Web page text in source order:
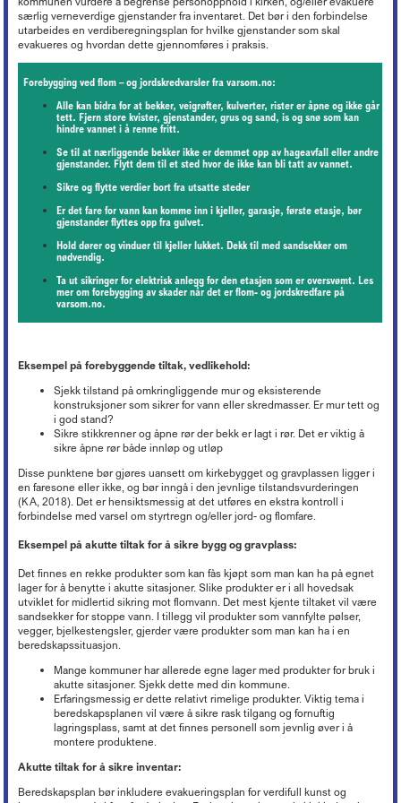
særlig verneverdige gjenstander fra inventaret. Det bør i den forbindelse
utarbeides en verdiberegningsplan for hvilke gjenstander som skal
evakueres og hvordan dette gjennomføres i praksis.
Forebygging ved flom – og jordskredvarsler fra varsom.no:
Alle kan bidra for at bekker, veigrøfter, kulverter, rister er åpne og ikke går
tett. Fjern store kvister, gjenstander, grus og sand, is og snø som kan
hindre vannet i å renne fritt.
Se til at nærliggende bekker ikke er demmet opp av hageavfall eller andre
gjenstander. Flytt dem til et sted hvor de ikke kan bli tatt av vannet.
Sikre og flytte verdier bort fra utsatte steder
Er det fare for vann kan komme inn i kjeller, garasje, første etasje, bør
gjenstander flyttes opp fra gulvet.
Hold dører og vinduer til kjeller lukket. Dekk til med sandsekker om
nødvendig.
Ta ut sikringer for elektrisk anlegg for den etasjen som er oversvømt. Les
mer om forebygging av skader når det er flom- og jordskredfare på
varsom.no.
Eksempel på forebyggende tiltak, vedlikehold:
Sjekk tilstand på omkringliggende mur og eksisterende
konstruksjoner som sikrer for vann eller skredmasser. Er mur tett og
i god stand?
Sikre stikkrenner og åpne rør der bekk er lagt i rør. Det er viktig å
sikre åpne rør både innløp og utløp
Disse punktene bør gjøres uansett om kirkebygget og gravplassen ligger i
en faresone eller ikke, og bør inngå i den jevnlige tilstandsvurderingen
(KA, 2018) . Det er hensiktsmessig at det utføres en ekstra kontroll i
forbindelse med varsel om styrtregn og/eller jord- og flomfare.
Eksempel på akutte tiltak for å sikre bygg og gravplass:
Det finnes en rekke produkter som kan fås kjøpt som man kan ha på egnet
lager for å benytte i akutte sitasjoner. Slike produkter er i all hovedsak
utviklet for midlertid sikring mot flomvann. Det mest kjente tiltaket vil være
sandsekker for stoppe vann. I tillegg vil produkter som vannfylte pølser,
vegger, bjelkestengsler, gjerder være produkter som man kan ha i en
beredskapssituasjon.
Mange kommuner har allerede egne lager med produkter for bruk i
akutte sitasjoner. Sjekk dette med din kommune.
Erfaringsmessig er dette relativt rimelige produkter. Viktig tema i
beredskapsplanen vil være å sikre rask tilgang og fornuftig
lagringsplass, samt at det finnes personell som jevnlig øver i å
montere produktene.
Akutte tiltak for å sikre inventar:
Beredskapsplan bør inkludere evakueringsplan for verdifull kunst og